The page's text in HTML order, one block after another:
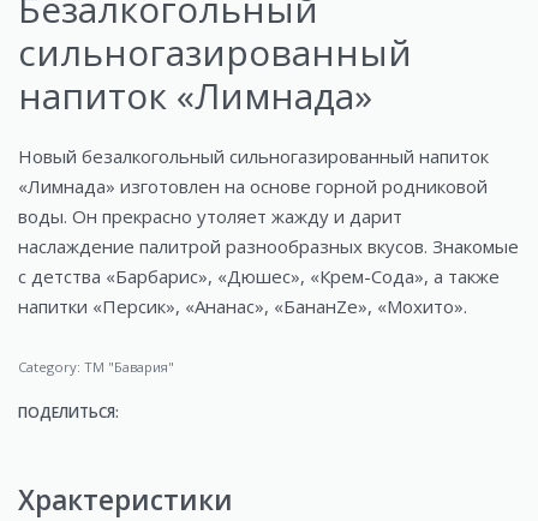
сильногазированный
напиток «Лимнада»
Новый безалкогольный сильногазированный напиток
«Лимнада» изготовлен на основе горной родниковой
воды. Он прекрасно утоляет жажду и дарит
наслаждение палитрой разнообразных вкусов. Знакомые
с детства «Барбарис», «Дюшес», «Крем-Сода», а также
напитки «Персик», «Ананас», «БананZе», «Мохито».
Category: ТМ "Бавария"
ПОДЕЛИТЬСЯ:
Храктеристики